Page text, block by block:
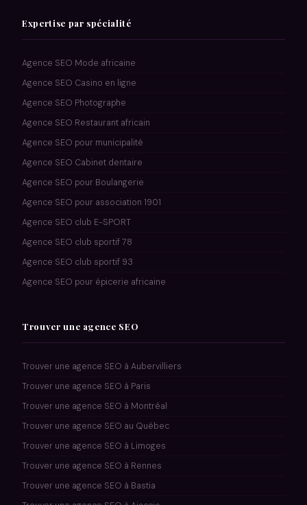
Expertise par spécialité
Agence SEO Mode africaine
Agence SEO Casino en ligne
Agence SEO Photographe
Agence SEO Restaurant africain
Agence SEO pour municipalité
Agence SEO Cabinet dentaire
Agence SEO pour Boulangerie
Agence SEO pour association 1901
Agence SEO club E-SPORT
Agence SEO club sportif 78
Agence SEO club sportif 93
Agence SEO pour épicerie africaine
Trouver une agence SEO
Trouver une agence SEO à Aubervilliers
Trouver une agence SEO à Paris
Trouver une agence SEO à Montréal
Trouver une agence SEO au Québec
Trouver une agence SEO à Limoges
Trouver une agence SEO à Rennes
Trouver une agence SEO à Bastia